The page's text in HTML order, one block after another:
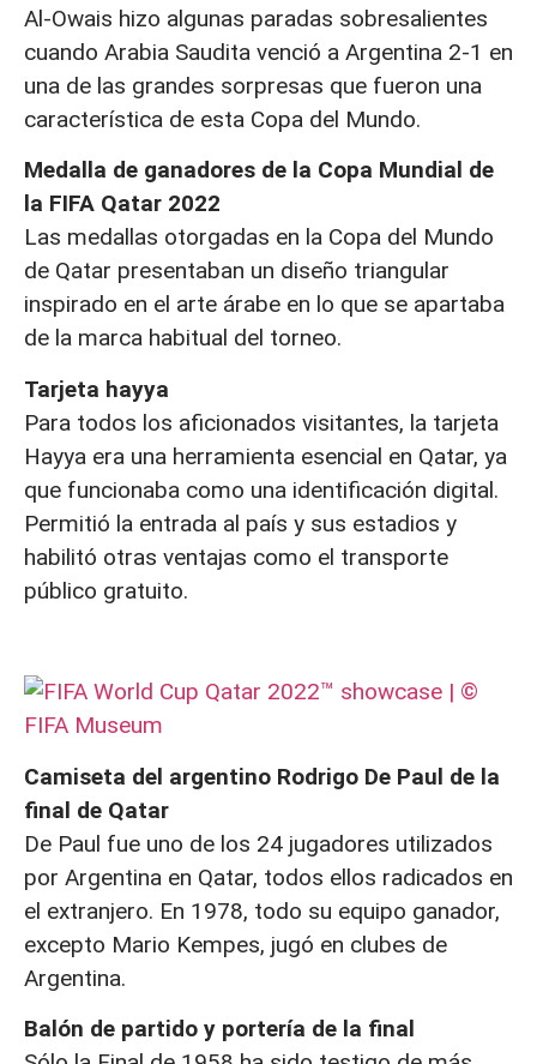
Al-Owais hizo algunas paradas sobresalientes
cuando Arabia Saudita venció a Argentina 2-1 en
una de las grandes sorpresas que fueron una
característica de esta Copa del Mundo.
Medalla de ganadores de la Copa Mundial de
la FIFA Qatar 2022
Las medallas otorgadas en la Copa del Mundo
de Qatar presentaban un diseño triangular
inspirado en el arte árabe en lo que se apartaba
de la marca habitual del torneo.
Tarjeta hayya
Para todos los aficionados visitantes, la tarjeta
Hayya era una herramienta esencial en Qatar, ya
que funcionaba como una identificación digital.
Permitió la entrada al país y sus estadios y
habilitó otras ventajas como el transporte
público gratuito.
Camiseta del argentino Rodrigo De Paul de la
final de Qatar
De Paul fue uno de los 24 jugadores utilizados
por Argentina en Qatar, todos ellos radicados en
el extranjero. En 1978, todo su equipo ganador,
excepto Mario Kempes, jugó en clubes de
Argentina.
Balón de partido y portería de la final